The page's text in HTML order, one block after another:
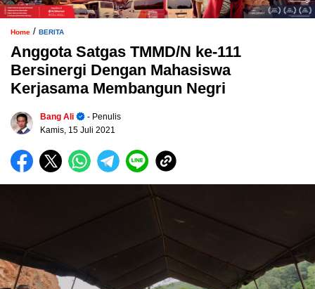
Home / BERITA
Anggota Satgas TMMD/N ke-111
Bersinergi Dengan Mahasiswa
Kerjasama Membangun Negri
Bang Ali
- Penulis
Kamis, 15 Juli 2021